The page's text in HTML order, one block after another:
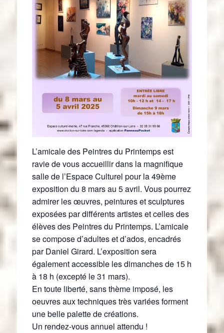
L’amicale des Peintres du Printemps est
ravie de vous accueillir dans la magnifique
salle de l’Espace Culturel pour la 49ème
exposition du 8 mars au 5 avril. Vous pourrez
admirer les œuvres, peintures et sculptures
exposées par différents artistes et celles des
élèves des Peintres du Printemps. L’amicale
se compose d’adultes et d’ados, encadrés
par Daniel Girard. L’exposition sera
également accessible les dimanches de 15 h
à 18 h (excepté le 31 mars).
En toute liberté, sans thème imposé, les
oeuvres aux techniques très variées forment
une belle palette de créations.
Un rendez-vous annuel attendu !